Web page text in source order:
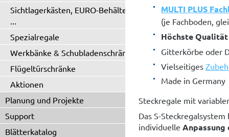
Sichtlagerkästen, EURO-Behälter
...
Spezialregale
Werkbänke & Schubladenschränke
Flügeltürschränke
Aktionen
Planung und Projekte
Support
Blätterkatalog
MULTI PLUS
(je Fachboden,
Höchste
Gitterkörbe oder
Vielseitiges
Made in Germany
Steckregale mit
Das S-
individuelle